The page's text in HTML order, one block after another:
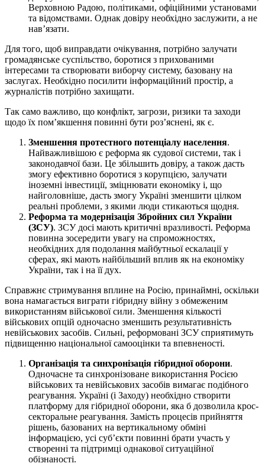
Верховною Радою, політиками, офіційними установами
та відомствами. Однак довіру необхідно заслужити, а не
нав’язати.
Для того, щоб виправдати очікування, потрібно залучати
громадянське суспільство, боротися з прихованими
інтересами та створювати виборчу систему, базовану на
заслугах. Необхідно посилити інформаційний простір, а
журналістів потрібно захищати.
Так само важливо, що конфлікт, загрози, ризики та заходи
щодо їх пом’якшення повинні бути роз’яснені, як є.
Зменшення протестного потенціалу населення.
Найважливішою є реформа як судової системи, так і
законодавчої бази. Це збільшить довіру, а також дасть
змогу ефективно боротися з корупцією, залучати
іноземні інвестиції, зміцнювати економіку і, що
найголовніше, дасть змогу Україні зменшити цілком
реальні проблеми, з якими люди стикаються щодня.
Реформа та модернізація Збройних сил України
(ЗСУ). ЗСУ досі мають критичні вразливості. Реформа
повинна зосередити увагу на спроможностях,
необхідних для подолання майбутньої ескалації у
сферах, які мають найбільший вплив як на економіку
України, так і на її дух.
Справжнє стримування вплине на Росію, принаймні, оскільки
вона намагається виграти гібридну війну з обмеженим
використанням військової сили. Зменшення кількості
військових опцій одночасно зменшить результативність
невійськових засобів. Сильні, реформовані ЗСУ сприятимуть
підвищенню національної самооцінки та впевненості.
Організація та синхронізація гібридної оборони.
Одночасне та синхронізоване використання Росією
військових та невійськових засобів вимагає подібного
реагування. Україні (і Заходу) необхідно створити
платформу для гібридної оборони, яка б дозволила крос-
секторальне реагування. Замість процесів прийняття
рішень, базованих на вертикальному обміні
інформацією, усі суб’єкти повинні брати участь у
створенні та підтримці однакової ситуаційної
обізнаності.